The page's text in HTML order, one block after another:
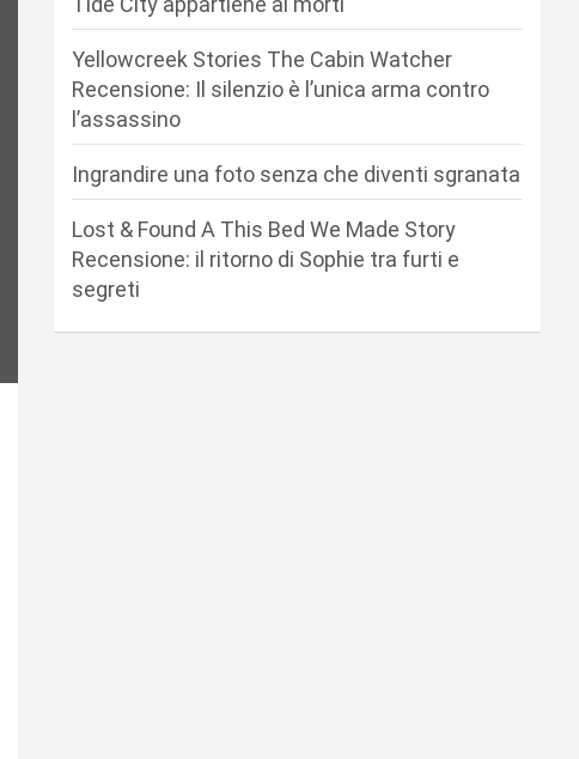
Yellowcreek Stories The Cabin Watcher
Recensione: Il silenzio è l’unica arma contro
l’assassino
Ingrandire una foto senza che diventi sgranata
Lost & Found A This Bed We Made Story
Recensione: il ritorno di Sophie tra furti e
segreti